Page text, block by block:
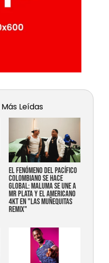
Más Leídas
EL FENÓMENO DEL PACÍFICO
COLOMBIANO SE HACE
GLOBAL: MALUMA SE UNE A
MR PLATA Y EL AMERICANO
4KT EN "LAS MUÑEQUITAS
REMIX"